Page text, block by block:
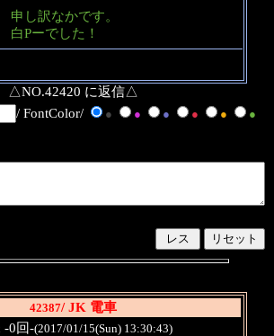
申し訳なかです。
白Pーでした！
△NO.42420 に返信△
/ FontColor/ ● ● ● ● ●
●
42387/ JK 電車
-0回-(2017/01/15(Sun) 13:30:43)